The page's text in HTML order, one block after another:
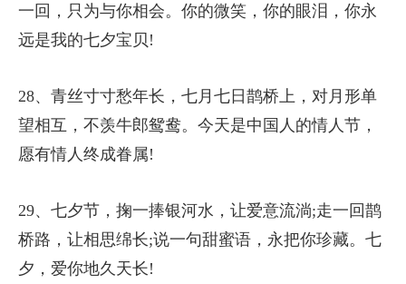
一回，只为与你相会。你的微笑，你的眼泪，你永
远是我的七夕宝贝!
28、青丝寸寸愁年长，七月七日鹊桥上，对月形单
望相互，不羡牛郎鸳鸯。今天是中国人的情人节，
愿有情人终成眷属!
29、七夕节，掬一捧银河水，让爱意流淌;走一回鹊
桥路，让相思绵长;说一句甜蜜语，永把你珍藏。七
夕，爱你地久天长!